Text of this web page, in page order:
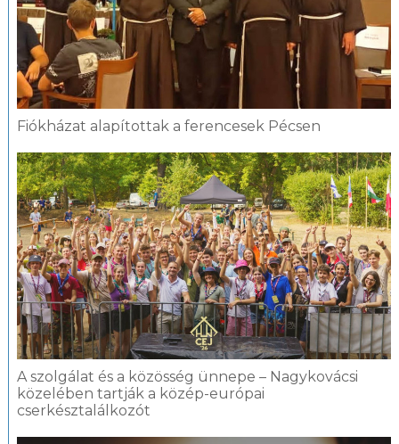
Fiókházat alapítottak a ferencesek Pécsen
A szolgálat és a közösség ünnepe – Nagykovácsi
közelében tartják a közép-európai
cserkésztalálkozót